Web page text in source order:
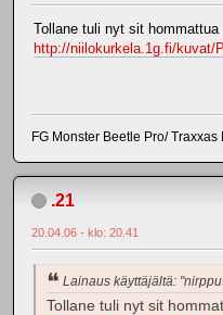
Tollane tuli nyt sit hommattua
http://niilokurkela.1g.fi/kuvat/
FG Monster Beetle Pro/ Traxxas
.21
20.04.06 - klo: 20.41
Lainaus käyttäjältä:
Tollane tuli nyt sit